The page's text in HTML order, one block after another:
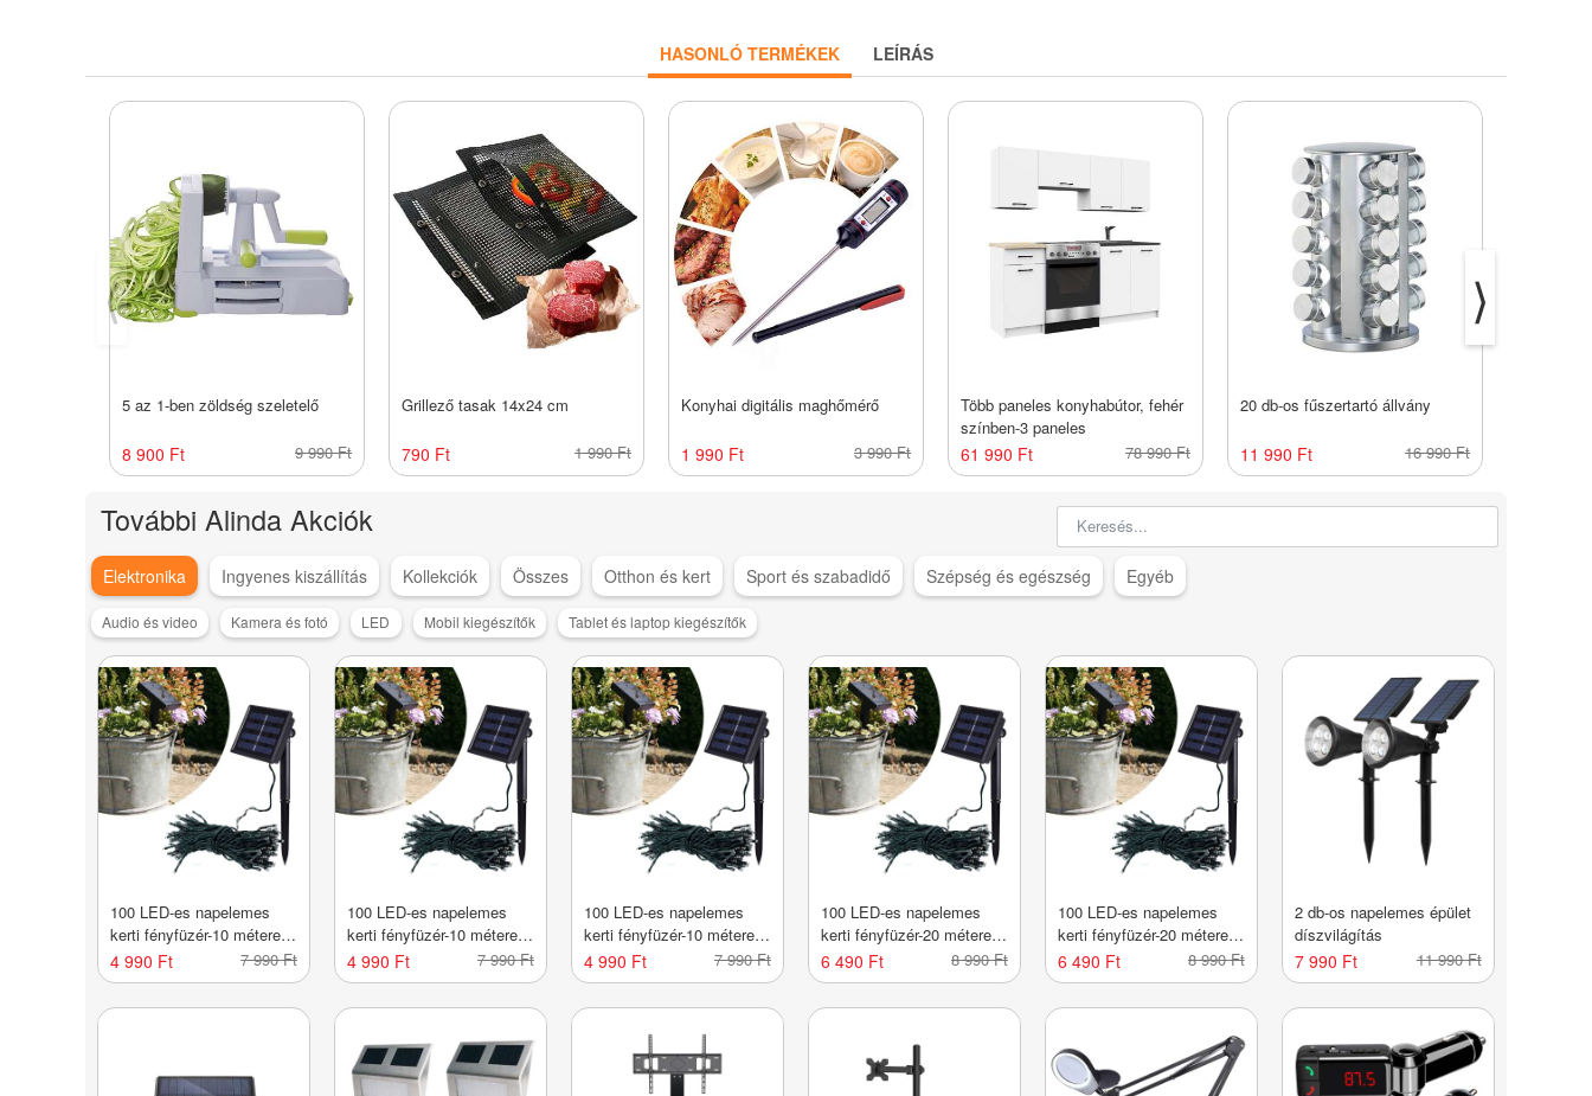
HASONLÓ TERMÉKEK LEÍRÁS
⟨
5 az 1-ben zöldség szeletelő
8 900 Ft 9 990 Ft
Grillező tasak 14x24 cm
790 Ft 1 990 Ft
Konyhai digitális maghőmérő
1 990 Ft 3 990 Ft
Több paneles konyhabútor, fehér
színben-3 paneles
61 990 Ft 78 990 Ft
20 db-os fűszertartó állvány
11 990 Ft 16 990 Ft
⟩
További Alinda Akciók
Elektronika Ingyenes kiszállítás Kollekciók Összes Otthon és kert Sport és szabadidő Szépség és egészség Egyéb
Audio és video Kamera és fotó LED Mobil kiegészítők Tablet és laptop kiegészítők
100 LED-es napelemes
kerti fényfüzér-10 méteres-
hideg fehér
4 990 Ft 7 990 Ft
100 LED-es napelemes
kerti fényfüzér-10 méteres-
meleg fehér
4 990 Ft 7 990 Ft
100 LED-es napelemes
kerti fényfüzér-10 méteres-
színes
4 990 Ft 7 990 Ft
100 LED-es napelemes
kerti fényfüzér-20 méteres-
hideg fehér
6 490 Ft 8 990 Ft
100 LED-es napelemes
kerti fényfüzér-20 méteres-
színes
6 490 Ft 8 990 Ft
2 db-os napelemes épület
díszvilágítás
7 990 Ft 11 990 Ft